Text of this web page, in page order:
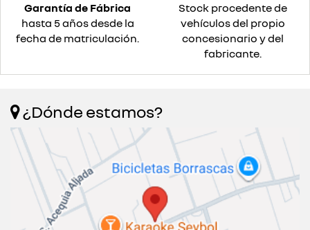
Garantía de Fábrica
hasta 5 años desde la
fecha de matriculación.
Stock procedente de
vehículos del propio
concesionario y del
fabricante.
¿Dónde estamos?